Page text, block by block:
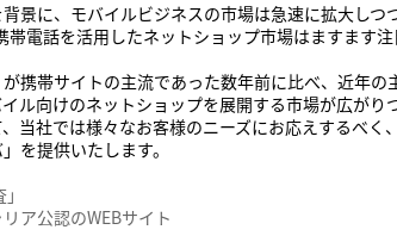
景に、モバイルビジネスの市場は急速に拡大し
電話を活用したネットショップ市場はますます注
携帯サイトの主流であった数年前に比べ、近年
ル向けのネットショップを展開する市場が広がり
当社では様々なお客様のニーズにお応えするべ
を提供いたします。
ア公認のWEBサイト